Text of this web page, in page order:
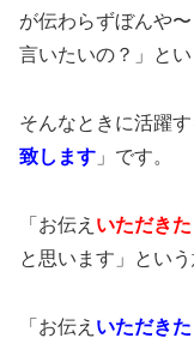
が伝わらずぼんや
言いたいの？」と
そんなときに活躍
致します 」です。
「お伝え いただき
と思います」という
「お伝え いただき